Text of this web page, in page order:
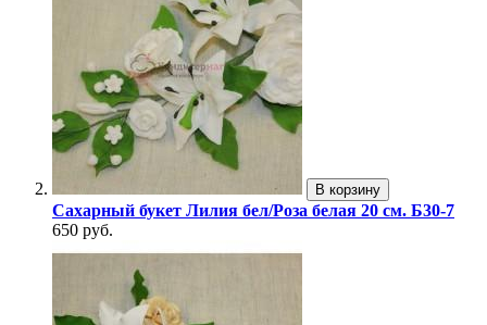
В корзину
Сахарный букет Лилия бел/Роза белая 20 см. Б30-7
650 руб.